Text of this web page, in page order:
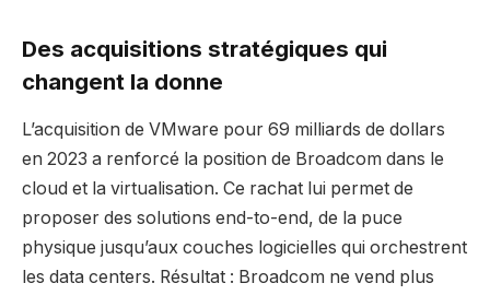
Des acquisitions stratégiques qui
changent la donne
L’acquisition de VMware pour 69 milliards de dollars
en 2023 a renforcé la position de Broadcom dans le
cloud et la virtualisation. Ce rachat lui permet de
proposer des solutions end-to-end, de la puce
physique jusqu’aux couches logicielles qui orchestrent
les data centers. Résultat : Broadcom ne vend plus